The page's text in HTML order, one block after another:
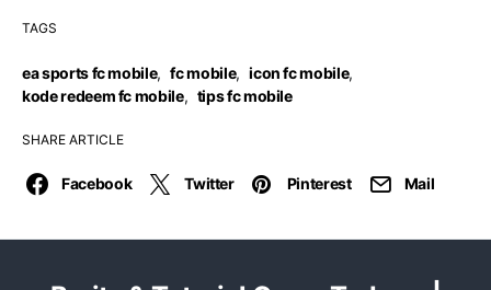
TAGS
ea sports fc mobile, fc mobile, icon fc mobile,
kode redeem fc mobile, tips fc mobile
SHARE ARTICLE
Facebook Twitter Pinterest Mail